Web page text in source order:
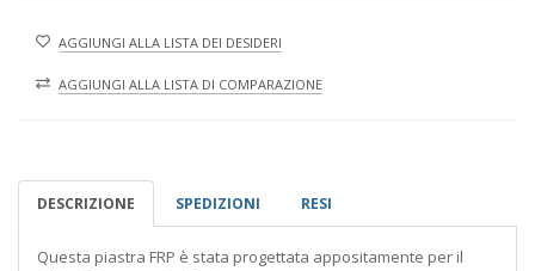
AGGIUNGI ALLA LISTA DEI DESIDERI
AGGIUNGI ALLA LISTA DI COMPARAZIONE
DESCRIZIONE SPEDIZIONI RESI
Questa piastra FRP è stata progettata appositamente per il